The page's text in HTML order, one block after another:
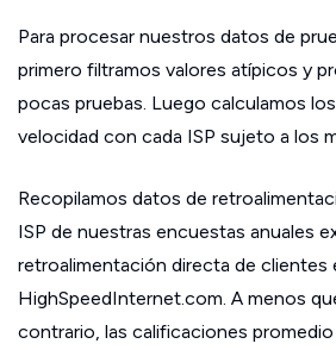
Para procesar nuestros datos de
primero filtramos valores atípicos y
pocas pruebas. Luego calculamos
velocidad con cada ISP sujeto a los
Recopilamos datos de
ISP de nuestras encuestas anuales
retroalimentación directa de clientes
HighSpeedInternet.com. A menos
contrario, las calificaciones promedio